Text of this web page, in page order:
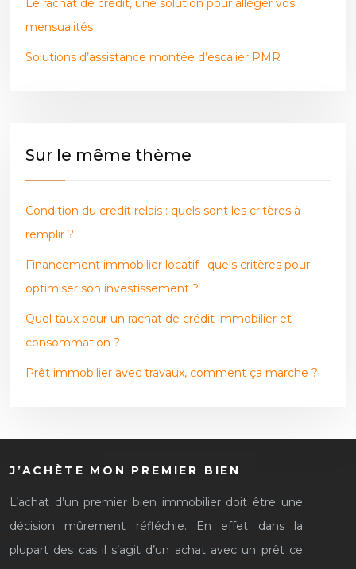
Le rachat de crédit, une solution pour alléger vos
mensualités
Solutions d’assistance montée d’escalier PMR
Sur le même thème
Condition du crédit relais : quels sont les critères à
remplir ?
Financement immobilier locatif : quels critères pour
optimiser son investissement ?
Quel taux pour un rachat de crédit immobilier et
consommation ?
Prêt immobilier avec travaux, comment ça marche ?
J’ACHÈTE MON PREMIER BIEN
L’achat d’un premier bien immobilier doit être une
décision mûrement réfléchie. En effet dans la
plupart des cas il s’agit d’un achat avec un prêt ce